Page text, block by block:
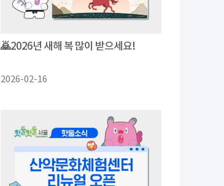
🙇2026년 새해 복 많이 받으세요!
2026-02-16